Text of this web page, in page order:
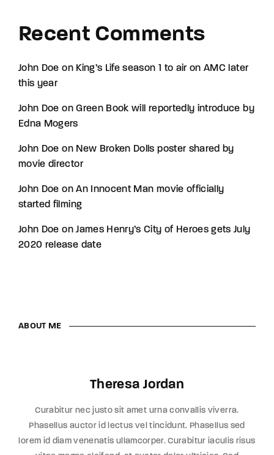
Recent Comments
John Doe on King’s Life season 1 to air on AMC later
this year
John Doe onGreen Book will reportedly introduce by
Edna Mogers
John Doe on New Broken Dolls poster shared by
movie director
John Doe onAn Innocent Man movie officially
started filming
John Doe onJames Henry’s City of Heroes gets July
2020 release date
ABOUT ME
Theresa Jordan
Curabitur nec justo sit amet urna convallis viverra.
Phasellus auctor id lectus vel tincidunt. Phasellus sed
lorem id diam venenatis ullamcorper. Curabitur iaculis risus